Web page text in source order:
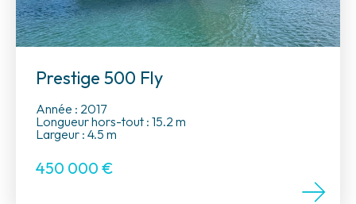
Prestige 500 Fly
Année : 2017
Longueur hors-tout : 15.2 m
Largeur : 4.5 m
450 000 €